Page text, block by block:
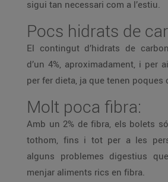
sigui tan necessari com a l’estiu.
Pocs hidrats de
El contingut d’hidrats de
d’un 4%, aproximadament, i per
per fer dieta, ja que tenen poques
Molt poca fibra:
Amb un 2% de fibra, els bolets
tothom, fins i tot per a les
alguns problemes digestius
menjar aliments rics en fibra.